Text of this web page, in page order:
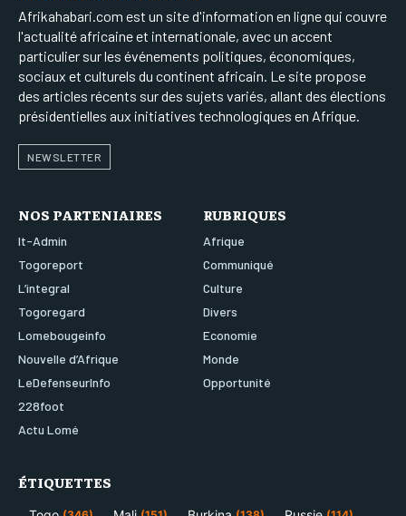
Afrikahabari.com est un site d'information en ligne qui couvre
l'actualité africaine et internationale, avec un accent
particulier sur les événements politiques, économiques,
sociaux et culturels du continent africain. Le site propose
des articles récents sur des sujets variés, allant des élections
présidentielles aux initiatives technologiques en Afrique.
NEWSLETTER
NOS PARTENIAIRES
It-Admin
Togoreport
L’integral
Togoregard
Lomebougeinfo
Nouvelle d’Afrique
LeDefenseurInfo
228foot
Actu Lomé
RUBRIQUES
Afrique
Communiqué
Culture
Divers
Economie
Monde
Opportunité
ÉTIQUETTES